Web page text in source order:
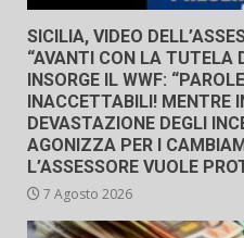
SICILIA, VIDEO
“AVANTI CON LA TUTELA
INSORGE IL WWF:
INACCETTABILI! MENTRE
DEVASTAZIONE DEGLI
AGONIZZA PER I
L’ASSESSORE VUOLE
7 Agosto 2026